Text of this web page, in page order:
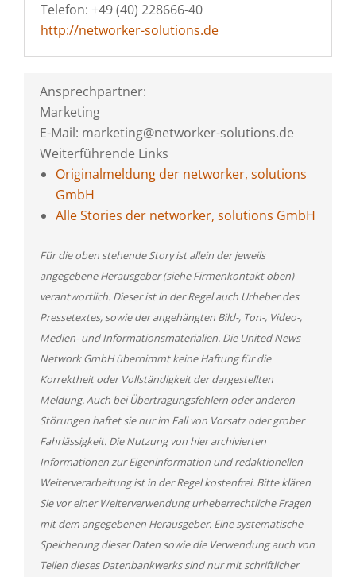
Telefon: +49 (40) 228666-40
http://networker-solutions.de
Ansprechpartner:
Marketing
E-Mail: marketing@networker-solutions.de
Weiterführende Links
Originalmeldung der networker, solutions
GmbH
Alle Stories der networker, solutions GmbH
Für die oben stehende Story ist allein der jeweils
angegebene Herausgeber (siehe Firmenkontakt oben)
verantwortlich. Dieser ist in der Regel auch Urheber des
Pressetextes, sowie der angehängten Bild-, Ton-, Video-,
Medien- und Informationsmaterialien. Die United News
Network GmbH übernimmt keine Haftung für die
Korrektheit oder Vollständigkeit der dargestellten
Meldung. Auch bei Übertragungsfehlern oder anderen
Störungen haftet sie nur im Fall von Vorsatz oder grober
Fahrlässigkeit. Die Nutzung von hier archivierten
Informationen zur Eigeninformation und redaktionellen
Weiterverarbeitung ist in der Regel kostenfrei. Bitte klären
Sie vor einer Weiterverwendung urheberrechtliche Fragen
mit dem angegebenen Herausgeber. Eine systematische
Speicherung dieser Daten sowie die Verwendung auch von
Teilen dieses Datenbankwerks sind nur mit schriftlicher